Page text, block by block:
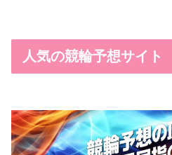
人気の競輪予想サイト